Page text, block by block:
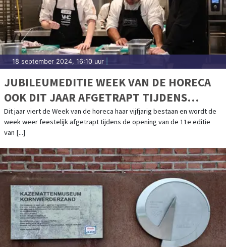
18 september 2024, 16:10 uur
JUBILEUMEDITIE WEEK VAN DE HORECA
OOK DIT JAAR AFGETRAPT TIJDENS
OPENING GASTVRIJ ROTTERDAM
Dit jaar viert de Week van de horeca haar vijfjarig bestaan en wordt de
week weer feestelijk afgetrapt tijdens de opening van de 11e editie
van [...]